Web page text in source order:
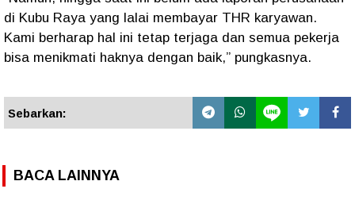
di Kubu Raya yang lalai membayar THR karyawan.
Kami berharap hal ini tetap terjaga dan semua pekerja
bisa menikmati haknya dengan baik,” pungkasnya.
Sebarkan:
BACA LAINNYA